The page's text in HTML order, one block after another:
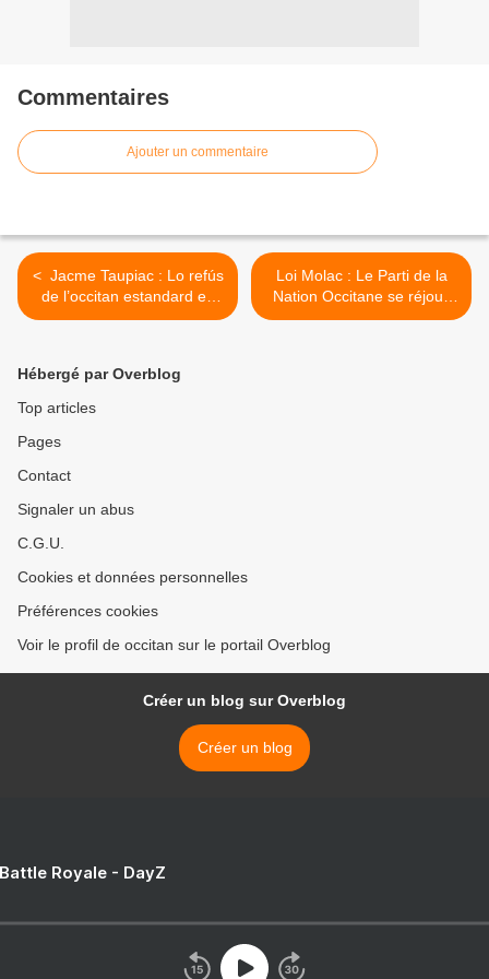
Commentaires
Ajouter un commentaire
< Jacme Taupiac : Lo refús
de l’occitan estandard es
una actitud suïcidària
Loi Molac : Le Parti de la
Nation Occitane se réjouit
du vote par l'Assemblée
Hébergé par Overblog
Top articles
Pages
Contact
Signaler un abus
C.G.U.
Cookies et données personnelles
Préférences cookies
Voir le profil de occitan sur le portail Overblog
Créer un blog sur Overblog
Créer un blog
Royale - DayZ